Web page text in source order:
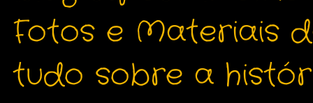
Fotos e Materiais
tudo sobre a